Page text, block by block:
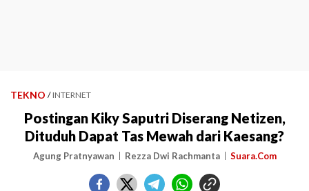
TEKNO / INTERNET
Postingan Kiky Saputri Diserang Netizen,
Dituduh Dapat Tas Mewah dari Kaesang?
Agung Pratnyawan Rezza Dwi Rachmanta Suara.Com